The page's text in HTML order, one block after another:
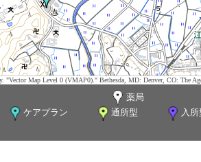
"Vector Map Level 0 (VMAP0)." Bethesda, MD: Denver, CO: The
薬局
ケアプラン 通所型
入所